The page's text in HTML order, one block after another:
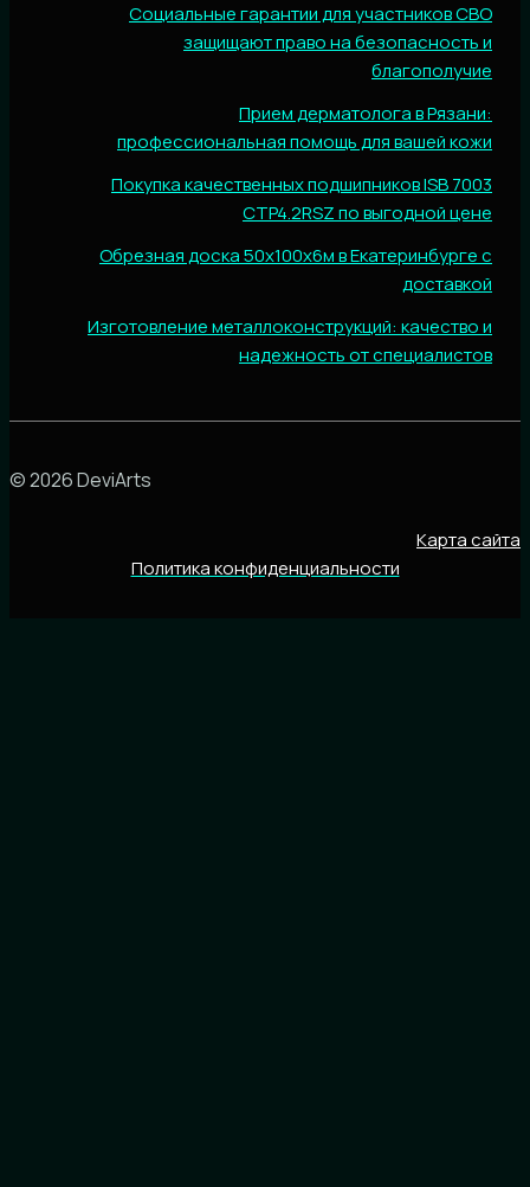
Социальные гарантии для участников СВО
защищают право на безопасность и
благополучие
Прием дерматолога в Рязани:
профессиональная помощь для вашей кожи
Покупка качественных подшипников ISB 7003
CTP4.2RSZ по выгодной цене
Обрезная доска 50х100х6м в Екатеринбурге с
доставкой
Изготовление металлоконструкций: качество и
надежность от специалистов
© 2026 DeviArts
Карта сайта
Политика конфиденциальности